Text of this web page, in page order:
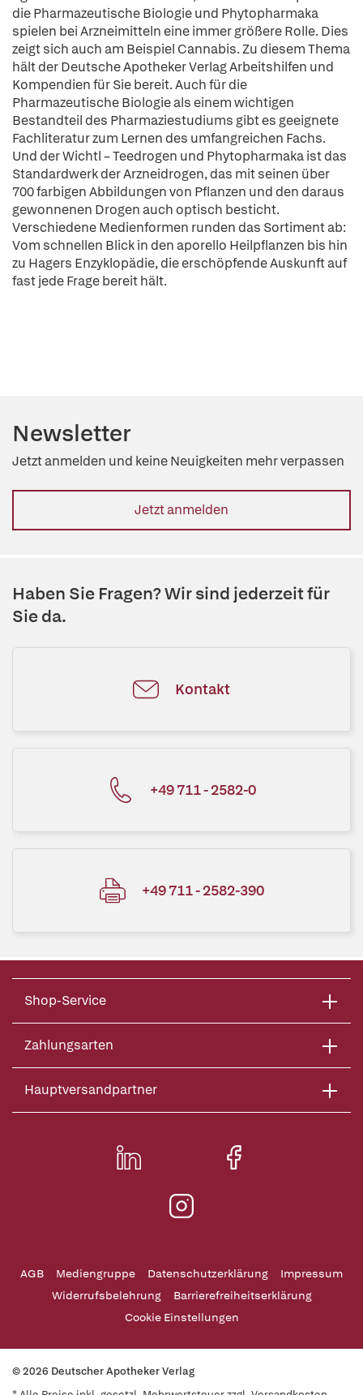
die Pharmazeutische Biologie und Phytopharmaka
spielen bei Arzneimitteln eine immer größere Rolle. Dies
zeigt sich auch am Beispiel Cannabis. Zu diesem Thema
hält der Deutsche Apotheker Verlag Arbeitshilfen und
Kompendien für Sie bereit. Auch für die
Pharmazeutische Biologie als einem wichtigen
Bestandteil des Pharmaziestudiums gibt es geeignete
Fachliteratur zum Lernen des umfangreichen Fachs.
Und der Wichtl – Teedrogen und Phytopharmaka ist das
Standardwerk der Arzneidrogen, das mit seinen über
700 farbigen Abbildungen von Pflanzen und den daraus
gewonnenen Drogen auch optisch besticht.
Verschiedene Medienformen runden das Sortiment ab:
Vom schnellen Blick in den aporello Heilpflanzen bis hin
zu Hagers Enzyklopädie, die erschöpfende Auskunft auf
fast jede Frage bereit hält.
Newsletter
Jetzt anmelden und keine Neuigkeiten mehr verpassen
Jetzt anmelden
Haben Sie Fragen? Wir sind jederzeit für
Sie da.
Kontakt
+49 711 - 2582-0
+49 711 - 2582-390
Shop-Service
Zahlungsarten
Hauptversandpartner
AGB Mediengruppe Datenschutzerklärung
Impressum
Widerrufsbelehrung
Barrierefreiheitserklärung
Cookie Einstellungen
© 2026 Deutscher Apotheker Verlag